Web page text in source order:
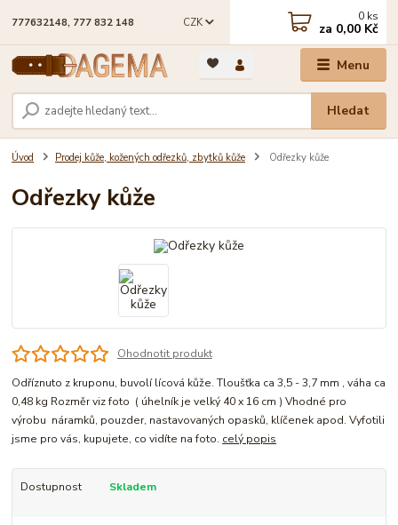
Menu
CZK
Hledat
777632148, 777 832 148 0 ks
za 0,00 Kč
Úvod Prodej kůže, kožených odřezků, zbytků kůže Odřezky kůže
Odřezky kůže
Ohodnotit produkt
Odříznuto z kruponu, buvolí lícová kůže. Tloušťka ca 3,5 - 3,7 mm , váha ca
0,48 kg Rozměr viz foto ( úhelník je velký 40 x 16 cm ) Vhodné pro
výrobu náramků, pouzder, nastavovaných opasků, klíčenek apod. Vyfotili
jsme pro vás, kupujete, co vidíte na foto. celý popis
Dostupnost Skladem